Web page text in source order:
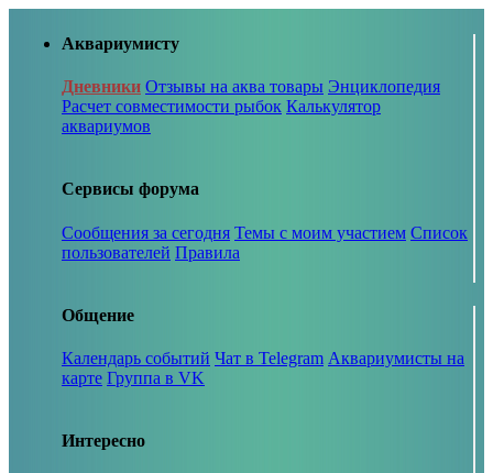
Аквариумисту
Дневники Отзывы на аква товары Энциклопедия
Расчет совместимости рыбок Калькулятор
аквариумов
Сервисы форума
Сообщения за сегодня Темы с моим участием Список
пользователей Правила
Общение
Календарь событий Чат в Telegram Аквариумисты на
карте Группа в VK
Интересно